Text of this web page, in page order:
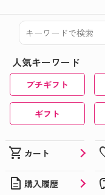
つくろう★☆★☆
☆
おうちで楽しめ
夏でも楽しめる
★☆
父の日ギフトに
おうち時間はオ
人気キーワード
プチギフト
ギフト
shopping_cart カート
description 購入履歴